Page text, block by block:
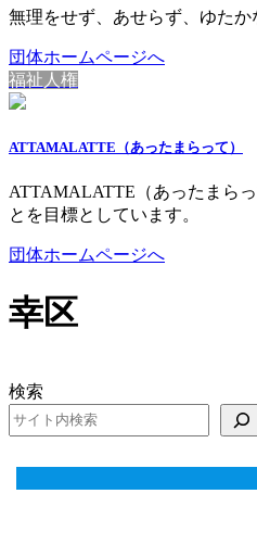
無理をせず、あせらず、ゆた
団体ホームページへ
福祉人権
ATTAMALATTE（あったまらって）
ATTAMALATTE（あったまら
とを目標としています。
団体ホームページへ
幸区
検索